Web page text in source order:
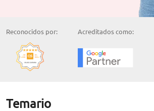
Reconocidos por: Acreditados como:
Temario